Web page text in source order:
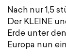
Nach nur 1,5
Der KLEINE
Erde unter
Europa nun